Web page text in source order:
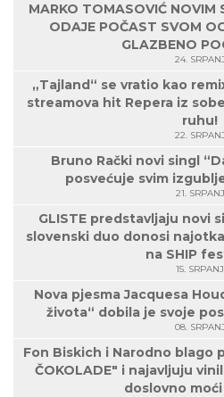
MARKO TOMASOVIĆ
ODAJE POČAST SVOM
GLAZBENO
24. SRPANJ
„Tajland“ se vratio kao
streamova hit Repera iz
ruhu!
22. SRPANJ
Bruno Rački novi singl
posvećuje svim
21. SRPANJ
GLISTE predstavljaju novi
slovenski duo donosi
na SHIP
15. SRPANJ
Nova pjesma Jacquesa
života“ dobila je svoje
08. SRPANJ
Fon Biskich i Narodno blago
ČOKOLADE" i najavljuju
doslovno